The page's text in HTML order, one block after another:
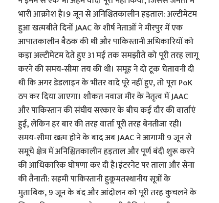
भारी आक्रोश है।9 जून से अनिश्चितकालीन हड़ताल: अल्टीमेटम
हुआ खत्मबीते दिनों JAAC के शीर्ष नेताओं ने मीरपुर में एक
आपातकालीन बैठक की थी और पाकिस्तानी अधिकारियों को
कड़ा अल्टीमेटम देते हुए 31 मई तक समझौते को पूरी तरह लागू
करने की समय-सीमा तय की थी। समूह ने दो टूक चेतावनी दी
थी कि अगर डेडलाइन के भीतर वादे पूरे नहीं हुए, तो पूरा PoK
ठप कर दिया जाएगा। शौकत नवाज मीर के नेतृत्व में JAAC
और पाकिस्तान की संघीय सरकार के बीच कई दौर की वार्ताएं
हुईं, लेकिन हर बार की तरह वार्ता पूरी तरह बेनतीजा रही।
समय-सीमा खत्म होने के बाद अब JAAC ने आगामी 9 जून से
समूचे क्षेत्र में अनिश्चितकालीन हड़ताल और पूर्ण बंदी शुरू करने
की आधिकारिक घोषणा कर दी है।इंटरनेट पर ताला और सेना
की तैनाती: सहमी पाकिस्तानी हुकूमतस्थानीय सूत्रों के
मुताबिक, 9 जून के बंद और आंदोलन को पूरी तरह कुचलने के